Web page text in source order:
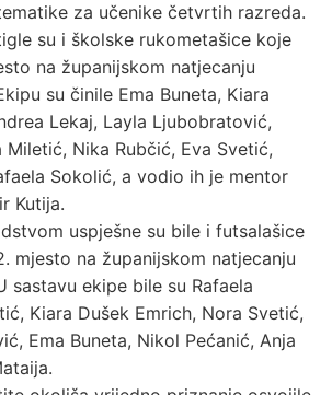
za učenike četvrtih razreda.
su i školske rukometašice koje
na županijskom natjecanju
su činile Ema Buneta, Kiara
Lekaj, Layla Ljubobratović,
Miletić, Nika Rubčić, Eva Svetić,
Sokolić, a vodio ih je mentor
Kutija.
uspješne su bile i futsalašice
mjesto na županijskom natjecanju
sastavu ekipe bile su Rafaela
Kiara Dušek Emrich, Nora Svetić,
Ema Buneta, Nikol Pećanić, Anja